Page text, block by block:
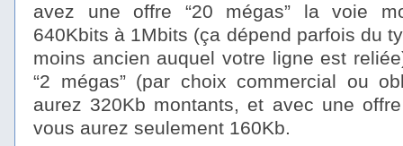
avez une offre “20 mégas” la voie
640Kbits à 1Mbits (ça dépend parfois du
moins ancien auquel votre ligne est
“2 mégas” (par choix commercial ou
aurez 320Kb montants, et avec une offre
vous aurez seulement 160Kb.